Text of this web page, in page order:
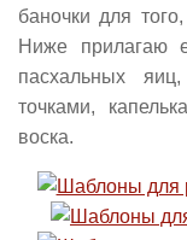
баночки для
Ниже прилагаю
пасхальных
точками,
воска.